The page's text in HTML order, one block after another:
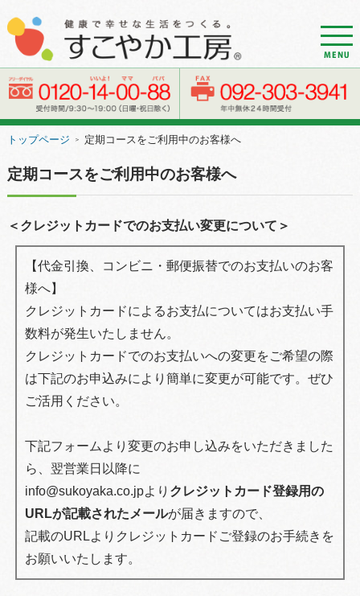
d
r
o
w
e
a
g
t
o
n
トップページ ＞ 定期コースをご利用中のお客様へ
定期コースをご利用中のお客様へ
＜クレジットカードでのお支払い変更について＞
【代金引換、コンビニ・郵便振替でのお支払いのお客
様へ】
クレジットカードによるお支払についてはお支払い手
数料が発生いたしません。
クレジットカードでのお支払いへの変更をご希望の際
は下記のお申込みにより簡単に変更が可能です。ぜひ
ご活用ください。
下記フォームより変更のお申し込みをいただきました
ら、翌営業日以降に
info@sukoyaka.co.jpより クレジットカード登録用の
URLが記載されたメールが届きますので、
記載のURLよりクレジットカードご登録のお手続きを
お願いいたします。